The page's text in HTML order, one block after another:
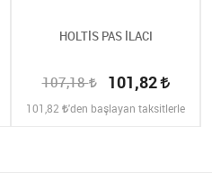
HOLTİS PAS İLACI
107,18 101,82
101,82 'den başlayan taksitlerle